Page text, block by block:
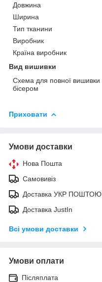
Довжина
Ширина
Тип тканини
Виробник
Країна виробник
Вид вишивки
Схема для повної вишивки
бісером
Приховати
Умови доставки
Нова Пошта
Самовивіз
Доставка УКР ПОШТОЮ
Доставка JustIn
Всі умови доставки
Умови оплати
Післяплата